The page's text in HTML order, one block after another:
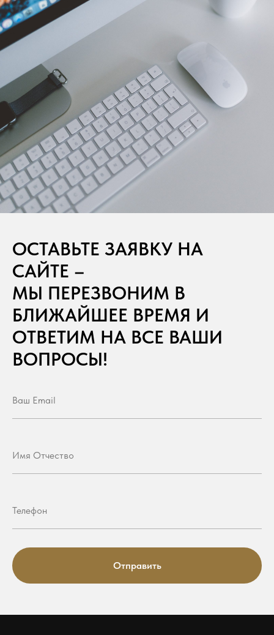
ОСТАВЬТЕ ЗАЯВКУ НА
САЙТЕ –
МЫ ПЕРЕЗВОНИМ В
БЛИЖАЙШЕЕ ВРЕМЯ И
ОТВЕТИМ НА ВСЕ ВАШИ
ВОПРОСЫ!
Отправить